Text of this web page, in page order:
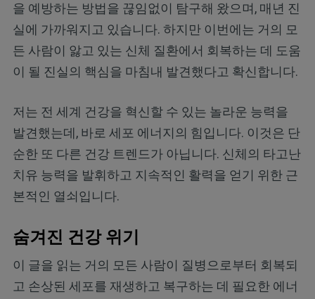
을 예방하는 방법을 끊임없이 탐구해 왔으며, 매년 진
실에 가까워지고 있습니다. 하지만 이번에는 거의 모
든 사람이 앓고 있는 신체 질환에서 회복하는 데 도움
이 될 진실의 핵심을 마침내 발견했다고 확신합니다.
저는 전 세계 건강을 혁신할 수 있는 놀라운 능력을
발견했는데, 바로 세포 에너지의 힘입니다. 이것은 단
순한 또 다른 건강 트렌드가 아닙니다. 신체의 타고난
치유 능력을 발휘하고 지속적인 활력을 얻기 위한 근
본적인 열쇠입니다.
숨겨진 건강 위기
이 글을 읽는 거의 모든 사람이 질병으로부터 회복되
고 손상된 세포를 재생하고 복구하는 데 필요한 에너